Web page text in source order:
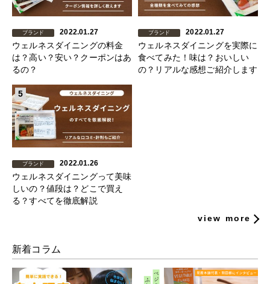
ブランド 2022.01.27
ウェルネスダイニングの料金
は？高い？安い？クーポンはあ
るの？
ブランド 2022.01.27
ウェルネスダイニングを実際に
食べてみた！味は？おいしい
の？リアルな感想ご紹介します
5
ブランド 2022.01.26
ウェルネスダイニングって美味
しいの？値段は？どこで買え
る？すべてを徹底解説
view more
新着コラム